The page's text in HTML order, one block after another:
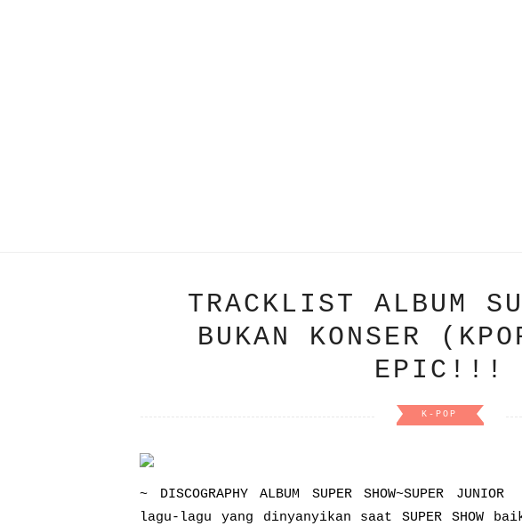
TRACKLIST ALBUM
BUKAN KONSER
EPIC!!!
K-POP
~ DISCOGRAPHY ALBUM SUPER SHOW~SUPER
lagu-lagu yang dinyanyikan saat SUPER SHOW